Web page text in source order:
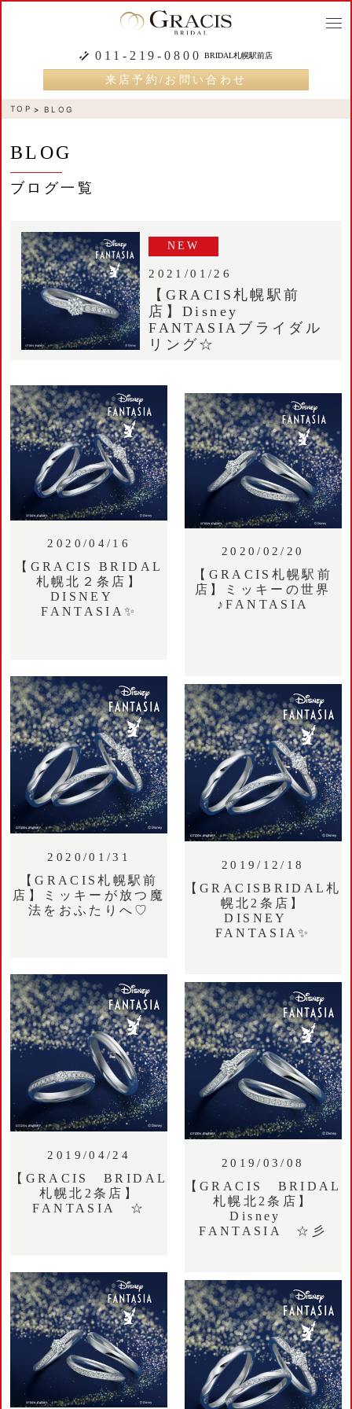
011-219-0800 BRIDAL札幌駅前店
来店予約/お問い合わせ
TOP BLOG
BLOG
ブログ一覧
NEW
2021/01/26
【GRACIS札幌駅前
店】Disney
FANTASIAブライダル
リング☆
2020/04/16
【GRACIS BRIDAL
札幌北２条店】
DISNEY
FANTASIA✨
2020/02/20
【GRACIS札幌駅前
店】ミッキーの世界
♪FANTASIA
2020/01/31
【GRACIS札幌駅前
店】ミッキーが放つ魔
法をおふたりへ♡
2019/12/18
【GRACISBRIDAL札
幌北2条店】
DISNEY
FANTASIA✨
2019/04/24
【GRACIS BRIDAL
札幌北2条店】
FANTASIA ☆
2019/03/08
【GRACIS BRIDAL
札幌北2条店】
Disney
FANTASIA ☆彡